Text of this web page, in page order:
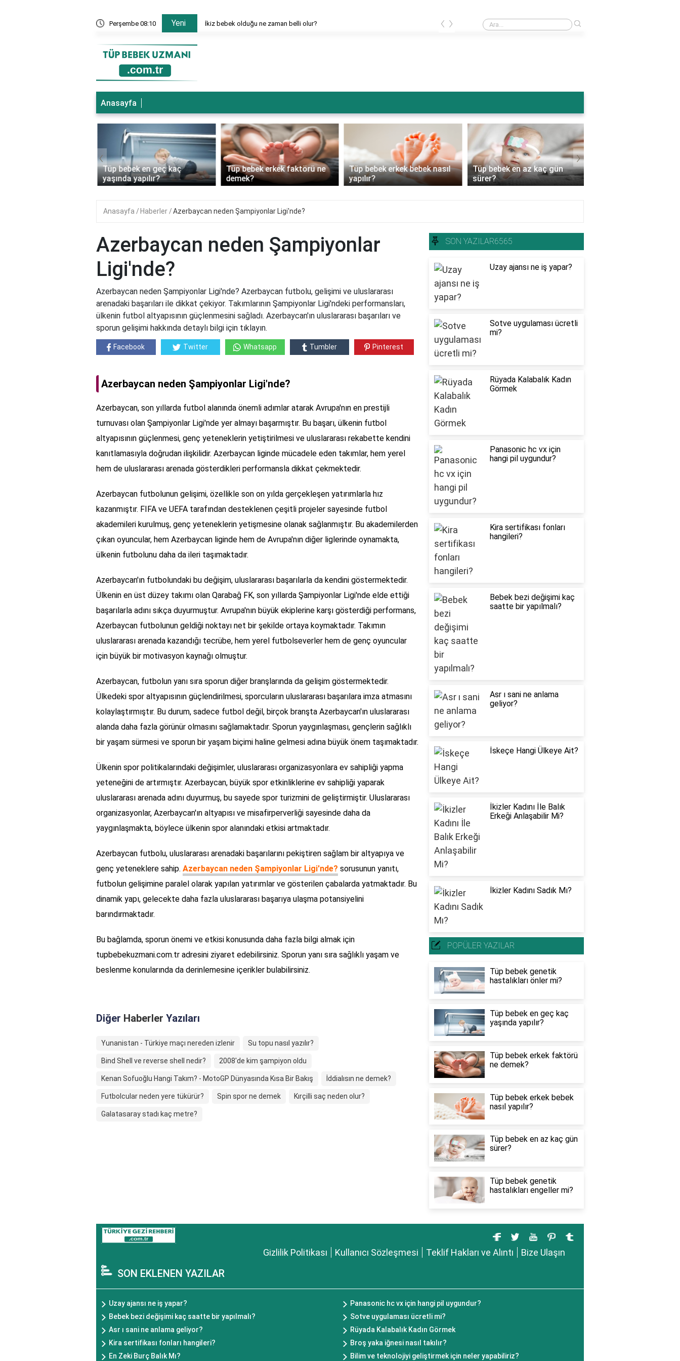
Perşembe 08:10 Yeni İkiz bebek olduğu ne zaman belli olur? Ameliyattan sonra karın şişmesi normal mi?
‹ ›
Anasayfa
Tüp bebek en geç kaç
yaşında yapılır?
Tüp bebek erkek faktörü ne
demek?
Tüp bebek erkek bebek nasıl
yapılır?
Tüp bebek en az kaç gün
sürer?
‹ ›
Anasayfa Haberler Azerbaycan neden Şampiyonlar Ligi'nde?
Azerbaycan neden Şampiyonlar
Ligi'nde?
Azerbaycan neden Şampiyonlar Ligi'nde? Azerbaycan futbolu, gelişimi ve uluslararası
arenadaki başarıları ile dikkat çekiyor. Takımlarının Şampiyonlar Ligi'ndeki performansları,
ülkenin futbol altyapısının güçlenmesini sağladı. Azerbaycan'ın uluslararası başarıları ve
sporun gelişimi hakkında detaylı bilgi için tıklayın.
Facebook Twitter Whatsapp Tumbler Pinterest
Azerbaycan neden Şampiyonlar Ligi'nde?
Azerbaycan, son yıllarda futbol alanında önemli adımlar atarak Avrupa'nın en prestijli
turnuvası olan Şampiyonlar Ligi'nde yer almayı başarmıştır. Bu başarı, ülkenin futbol
altyapısının güçlenmesi, genç yeteneklerin yetiştirilmesi ve uluslararası rekabette kendini
kanıtlamasıyla doğrudan ilişkilidir. Azerbaycan liginde mücadele eden takımlar, hem yerel
hem de uluslararası arenada gösterdikleri performansla dikkat çekmektedir.
Azerbaycan futbolunun gelişimi, özellikle son on yılda gerçekleşen yatırımlarla hız
kazanmıştır. FIFA ve UEFA tarafından desteklenen çeşitli projeler sayesinde futbol
akademileri kurulmuş, genç yeteneklerin yetişmesine olanak sağlanmıştır. Bu akademilerden
çıkan oyuncular, hem Azerbaycan liginde hem de Avrupa'nın diğer liglerinde oynamakta,
ülkenin futbolunu daha da ileri taşımaktadır.
Azerbaycan'ın futbolundaki bu değişim, uluslararası başarılarla da kendini göstermektedir.
Ülkenin en üst düzey takımı olan Qarabağ FK, son yıllarda Şampiyonlar Ligi'nde elde ettiği
başarılarla adını sıkça duyurmuştur. Avrupa'nın büyük ekiplerine karşı gösterdiği performans,
Azerbaycan futbolunun geldiği noktayı net bir şekilde ortaya koymaktadır. Takımın
uluslararası arenada kazandığı tecrübe, hem yerel futbolseverler hem de genç oyuncular
için büyük bir motivasyon kaynağı olmuştur.
Azerbaycan, futbolun yanı sıra sporun diğer branşlarında da gelişim göstermektedir.
Ülkedeki spor altyapısının güçlendirilmesi, sporcuların uluslararası başarılara imza atmasını
kolaylaştırmıştır. Bu durum, sadece futbol değil, birçok branşta Azerbaycan'ın uluslararası
alanda daha fazla görünür olmasını sağlamaktadır. Sporun yaygınlaşması, gençlerin sağlıklı
bir yaşam sürmesi ve sporun bir yaşam biçimi haline gelmesi adına büyük önem taşımaktadır.
Ülkenin spor politikalarındaki değişimler, uluslararası organizasyonlara ev sahipliği yapma
yeteneğini de artırmıştır. Azerbaycan, büyük spor etkinliklerine ev sahipliği yaparak
uluslararası arenada adını duyurmuş, bu sayede spor turizmini de geliştirmiştir. Uluslararası
organizasyonlar, Azerbaycan'ın altyapısı ve misafirperverliği sayesinde daha da
yaygınlaşmakta, böylece ülkenin spor alanındaki etkisi artmaktadır.
Azerbaycan futbolu, uluslararası arenadaki başarılarını pekiştiren sağlam bir altyapıya ve
genç yeteneklere sahip. Azerbaycan neden Şampiyonlar Ligi'nde? sorusunun yanıtı,
futbolun gelişimine paralel olarak yapılan yatırımlar ve gösterilen çabalarda yatmaktadır. Bu
dinamik yapı, gelecekte daha fazla uluslararası başarıya ulaşma potansiyelini
barındırmaktadır.
Bu bağlamda, sporun önemi ve etkisi konusunda daha fazla bilgi almak için
tupbebekuzmani.com.tr adresini ziyaret edebilirsiniz. Sporun yanı sıra sağlıklı yaşam ve
beslenme konularında da derinlemesine içerikler bulabilirsiniz.
Diğer Haberler Yazıları
Yunanistan - Türkiye maçı nereden izlenir Su topu nasıl yazılır?
Bind Shell ve reverse shell nedir? 2008'de kim şampiyon oldu
Kenan Sofuoğlu Hangi Takım? - MotoGP Dünyasında Kısa Bir Bakış İddialısın ne demek?
Futbolcular neden yere tükürür? Spin spor ne demek Kırçilli saç neden olur?
Galatasaray stadı kaç metre?
SON YAZILAR6565
Uzay ajansı ne iş yapar?
Sotve uygulaması ücretli
mi?
Rüyada Kalabalık Kadın
Görmek
Panasonic hc vx için
hangi pil uygundur?
Kira sertifikası fonları
hangileri?
Bebek bezi değişimi kaç
saatte bir yapılmalı?
Asr ı sani ne anlama
geliyor?
İskeçe Hangi Ülkeye Ait?
İkizler Kadını İle Balık
Erkeği Anlaşabilir Mi?
İkizler Kadını Sadık Mı?
POPÜLER YAZILAR
Tüp bebek genetik
hastalıkları önler mi?
Tüp bebek en geç kaç
yaşında yapılır?
Tüp bebek erkek faktörü
ne demek?
Tüp bebek erkek bebek
nasıl yapılır?
Tüp bebek en az kaç gün
sürer?
Tüp bebek genetik
hastalıkları engeller mi?
Gizlilik Politikası Kullanıcı Sözleşmesi Teklif Hakları ve Alıntı Bize Ulaşın
SON EKLENEN YAZILAR
Uzay ajansı ne iş yapar?
Panasonic hc vx için hangi pil uygundur?
Bebek bezi değişimi kaç saatte bir yapılmalı?
Sotve uygulaması ücretli mi?
Asr ı sani ne anlama geliyor?
Rüyada Kalabalık Kadın Görmek
Kira sertifikası fonları hangileri?
Broş yaka iğnesi nasıl takılır?
En Zeki Burç Balık Mı?
Bilim ve teknolojiyi geliştirmek için neler yapabiliriz?